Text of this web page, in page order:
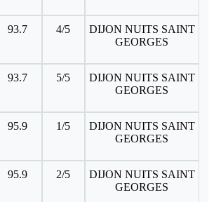
93.7 4/5
DIJON NUITS SAINT
GEORGES
93.7 5/5
DIJON NUITS SAINT
GEORGES
95.9 1/5
DIJON NUITS SAINT
GEORGES
95.9 2/5
DIJON NUITS SAINT
GEORGES